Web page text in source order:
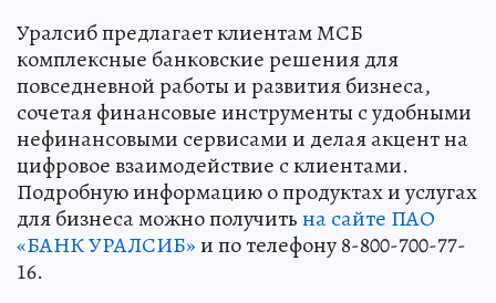
Уралсиб предлагает клиентам МСБ
комплексные банковские решения для
повседневной работы и развития бизнеса,
сочетая финансовые инструменты с удобными
нефинансовыми сервисами и делая акцент на
цифровое взаимодействие с клиентами.
Подробную информацию о продуктах и услугах
для бизнеса можно получитьна сайте ПАО
«БАНК УРАЛСИБ»и по телефону 8-800-700-77-
16.